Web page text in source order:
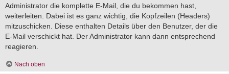
Administrator die komplette E-Mail, die du bekommen hast,
weiterleiten. Dabei ist es ganz wichtig, die Kopfzeilen (Headers)
mitzuschicken. Diese enthalten Details über den Benutzer, der die
E-Mail verschickt hat. Der Administrator kann dann entsprechend
reagieren.
Nach oben